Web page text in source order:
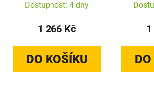
Dostupnost: 4 dny
1 266 Kč
DO KOŠÍKU
1